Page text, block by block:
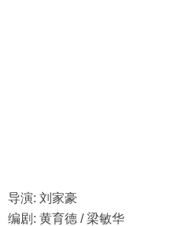
导演: 刘家豪
编剧: 黄育德 / 梁敏华